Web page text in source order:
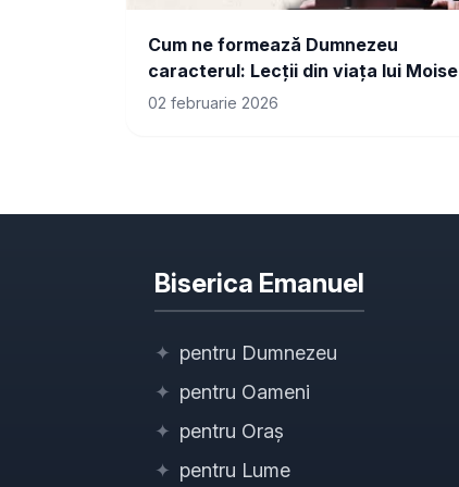
Cum ne formează Dumnezeu
caracterul: Lecții din viața lui Moise |
Fănel Șuteu
02 februarie 2026
Biserica Emanuel
✦ pentru Dumnezeu
✦ pentru Oameni
✦ pentru Oraș
✦ pentru Lume